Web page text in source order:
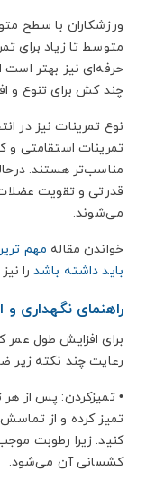
ورزشکاران با سطح
متوسط تا زیاد برای
حرفه‌ای نیز بهتر است
چند کش برای تنوع و
نوع تمرینات نیز در
تمرینات استقامتی و
مناسب‌تر هستند.
قدرتی و تقویت
می‌شوند.
خواندن مقاله مهم
باید داشته باشد را
راهنمای نگهداری
برای افزایش طول
رعایت چند نکته زیر
• تمیزکردن: پس از هر
تمیز کرده و از
کنید. زیرا رطوبت
کشسانی آن می‌شود.